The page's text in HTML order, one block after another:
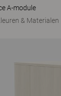
A-module
& Materialen